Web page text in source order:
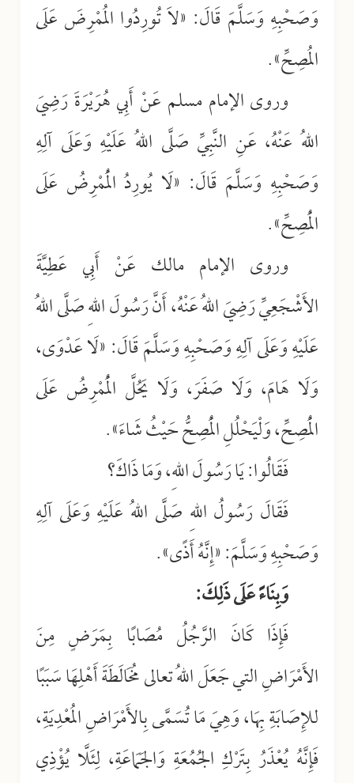
وَصَحْبِهِ وَسَلَّمَ قَالَ: «لاَ تُورِدُوا المُمْرِضَ عَلَى
المُصِحِّ».
وروى الإمام مسلم عَنْ أَبِي هُرَيْرَةَ رَضِيَ
اللهُ عَنْهُ، عَنِ النَّبِيِّ صَلَّى اللهُ عَلَيْهِ وَعَلَى آلِهِ
وَصَحْبِهِ وَسَلَّمَ قَالَ: «لَا يُورِدُ الْمُمْرِضُ عَلَى
الْمُصِحِّ».
وروى الإمام مالك عَنْ أَبِي عَطِيَّةَ
الأَشْجَعِيِّ رَضِيَ اللهُ عَنْهُ، أَنَّ رَسُولَ اللهِ صَلَّى اللهُ
عَلَيْهِ وَعَلَى آلِهِ وَصَحْبِهِ وَسَلَّمَ قَالَ: «لَا عَدْوَى،
وَلَا هَامَ، وَلَا صَفَرَ، وَلَا يَحُلَّ الْمُمْرِضُ عَلَى
الْمُصِحِّ، وَلْيَحْلُلِ الْمُصِحُّ حَيْثُ شَاءَ».
فَقَالُوا: يَا رَسُولَ اللهِ، وَمَا ذَاكَ؟
فَقَالَ رَسُولُ اللهِ صَلَّى اللهُ عَلَيْهِ وَعَلَى آلِهِ
وَصَحْبِهِ وَسَلَّمَ: «إِنَّهُ أَذًى».
وَبِنَاءً عَلَى ذَلِكَ:
فَإِذَا كَانَ الرَّجُلُ مُصَابًا بِمَرَضٍ مِنَ
الأَمْرَاضِ التي جَعَلَ اللهُ تعالى مُخَالَطَةَ أَهْلِهَا سَبَبًا
للإِصَابَةِ بِهَا، وَهِيَ مَا تُسَمَّى بِالأَمْرَاضِ المُعْدِيَةِ،
فَإِنَّهُ يُعْذَرُ بِتَرْكِ الجُمُعَةِ وَالجَمَاعَةِ، لِئَلَّا يُؤْذِي